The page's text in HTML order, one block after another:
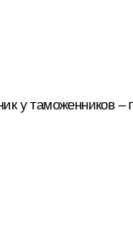
у таможенников –